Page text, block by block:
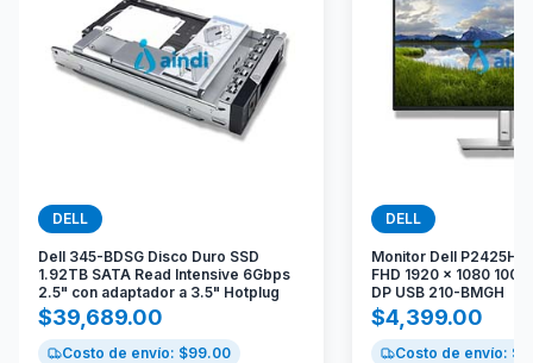
DELL
Dell 345-BDSG Disco Duro SSD
1.92TB SATA Read Intensive 6Gbps
2.5" con adaptador a 3.5" Hotplug
$39,689.00
Costo de envío: $99.00
DELL
Monitor Dell P2425H
FHD 1920 x 1080 100
DP USB 210-BMGH
$4,399.00
Costo de envío: $